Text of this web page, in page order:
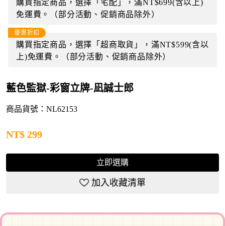
購買指定商品，選擇「宅配」，滿NT$699(含以上)
免運費。（部分活動、促銷商品除外）
優惠折扣
購買指定商品，選擇「超商取貨」，滿NT$599(含以
上)免運費。（部分活動、促銷商品除外）
藍色監獄-彩窗立牌-凪誠士郎
商品貨號：NL62153
NT$ 299
立即選購
加入收藏清單